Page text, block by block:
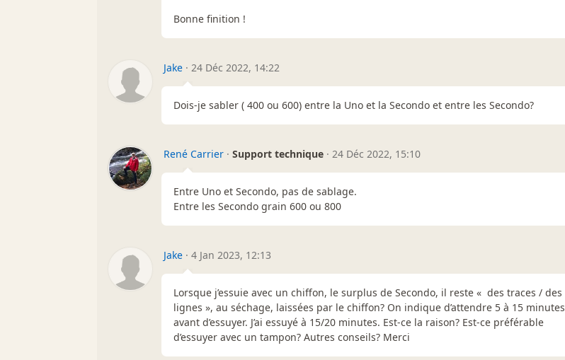
Bonne finition !
Jake · 24 Déc 2022, 14:22
Dois-je sabler ( 400 ou 600) entre la Uno et la Secondo et entre les Secondo?
René Carrier · Support technique · 24 Déc 2022, 15:10
Entre Uno et Secondo, pas de sablage.
Entre les Secondo grain 600 ou 800
Jake · 4 Jan 2023, 12:13
Lorsque j’essuie avec un chiffon, le surplus de Secondo, il reste « des traces / des
lignes », au séchage, laissées par le chiffon? On indique d’attendre 5 à 15 minutes
avant d’essuyer. J’ai essuyé à 15/20 minutes. Est-ce la raison? Est-ce préférable
d’essuyer avec un tampon? Autres conseils? Merci